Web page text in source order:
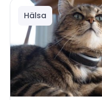
Hälsa